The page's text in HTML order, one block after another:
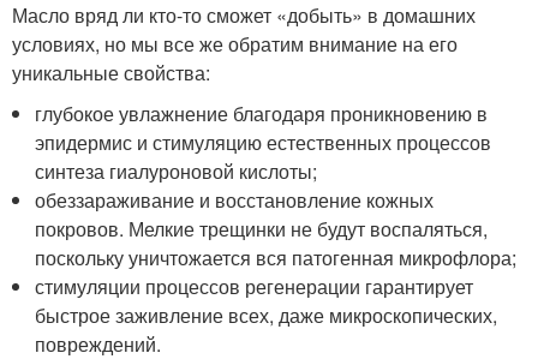
Масло вряд ли кто-то сможет «добыть» в домашних
условиях, но мы все же обратим внимание на его
уникальные свойства:
глубокое увлажнение благодаря проникновению в
эпидермис и стимуляцию естественных процессов
синтеза гиалуроновой кислоты;
обеззараживание и восстановление кожных
покровов. Мелкие трещинки не будут воспаляться,
поскольку уничтожается вся патогенная микрофлора;
стимуляции процессов регенерации гарантирует
быстрое заживление всех, даже микроскопических,
повреждений.